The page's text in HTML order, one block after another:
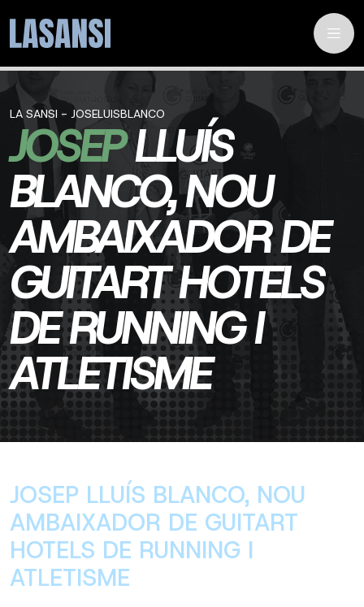
LA SANSI - JOSELUISBLANCO
JOSEPLLUÍS
BLANCO, NOU
AMBAIXADOR DE
GUITART HOTELS
DE RUNNING I
ATLETISME
JOSEP LLUÍS BLANCO, NOU
AMBAIXADOR DE GUITART
HOTELS DE RUNNING I
ATLETISME